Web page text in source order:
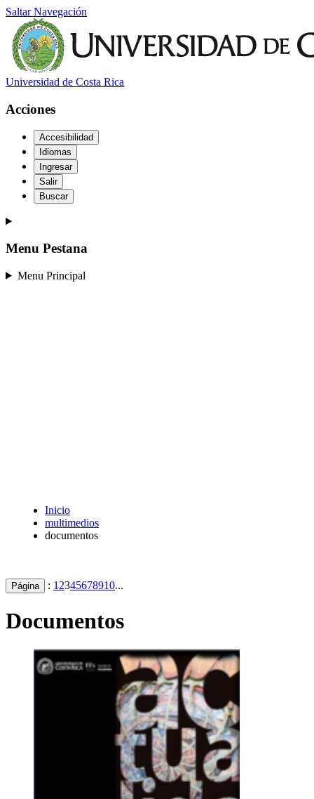
Saltar Navegación
Universidad de Costa Rica
Acciones
Accesibilidad
Idiomas
Ingresar
Salir
Buscar
Menu Pestana
Menu Principal
Inicio
multimedios
documentos
Página : 1 2345678910...
Documentos